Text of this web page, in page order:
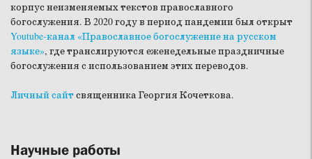
корпус неизменяемых текстов православного
богослужения. В 2020 году в период пандемии был открыт
Youtube-канал «Православное богослужение на русском
языке», где транслируются еженедельные праздничные
богослужения с использованием этих переводов.
Личный сайтсвященника Георгия Кочеткова.
Научные работы